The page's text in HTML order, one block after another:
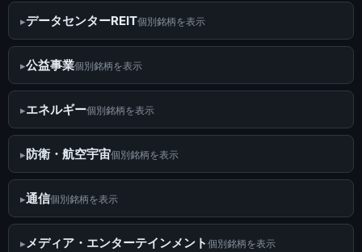
データセンターREIT個別銘柄を表示
公益事業個別銘柄を表示
エネルギー個別銘柄を表示
防衛・航空宇宙個別銘柄を表示
通信個別銘柄を表示
メディア・エンターテインメント 個別銘柄を表示